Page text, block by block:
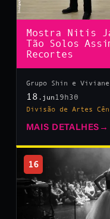
Mostra Nitis
Tão Solos
Recortes
Grupo Shin e
18 .jun 19h30
Divisão de Artes
MAIS DETALHES →
16